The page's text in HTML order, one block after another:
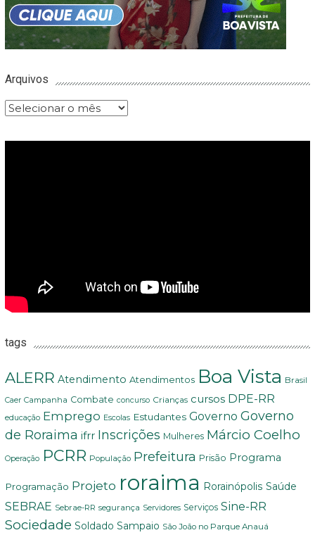
Arquivos
Arquivos
tags
ALERR Atendimento Atendimentos Boa Vista Brasil
Caer Campanha Combate concurso Crianças cursos DPE-RR
educação Emprego Escolas Estudantes Governo Governo
de Roraima ifrr Inscrições Mulheres Márcio Coelho
Operação PCRR População Prefeitura Prisão Programa
Programação Projeto roraima Rorainópolis Saúde
SEBRAE Sebrae-RR segurança Servidores Serviços Sine-RR
Sociedade Soldado Sampaio São João no Parque Anauá